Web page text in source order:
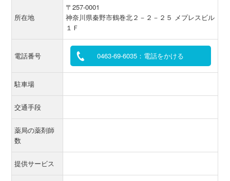
所在地
〒257-0001
神奈川県秦野市鶴巻北２－２－２５ メプレスビル
１Ｆ
電話番号 0463-69-6035：電話をかける
駐車場
交通手段
薬局の薬剤師
数
提供サービス